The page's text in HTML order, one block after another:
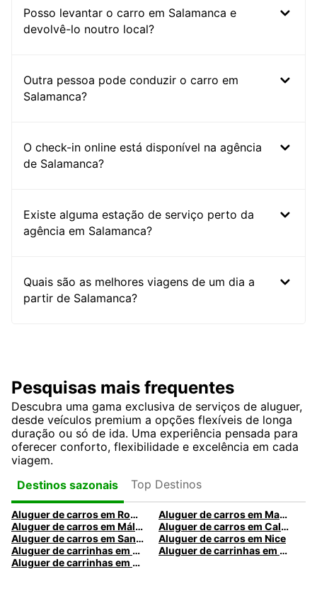
Posso levantar o carro em Salamanca e
devolvê-lo noutro local?
Outra pessoa pode conduzir o carro em
Salamanca?
O check-in online está disponível na agência
de Salamanca?
Existe alguma estação de serviço perto da
agência em Salamanca?
Quais são as melhores viagens de um dia a
partir de Salamanca?
Pesquisas mais frequentes
Descubra uma gama exclusiva de serviços de aluguer,
desde veículos premium a opções flexíveis de longa
duração ou só de ida. Uma experiência pensada para
oferecer conforto, flexibilidade e excelência em cada
viagem.
Destinos sazonais
Top Destinos
Aluguer de carros em Roma
Aluguer de carros em Madrid
Aluguer de carros em Málaga
Aluguer de carros em Caldas da Rainha
Aluguer de carros em Santa Maria da Feira
Aluguer de carros em Nice
Aluguer de carrinhas em Nice
Aluguer de carrinhas em Santa Maria da Feira
Aluguer de carrinhas em Caldas da Rainha